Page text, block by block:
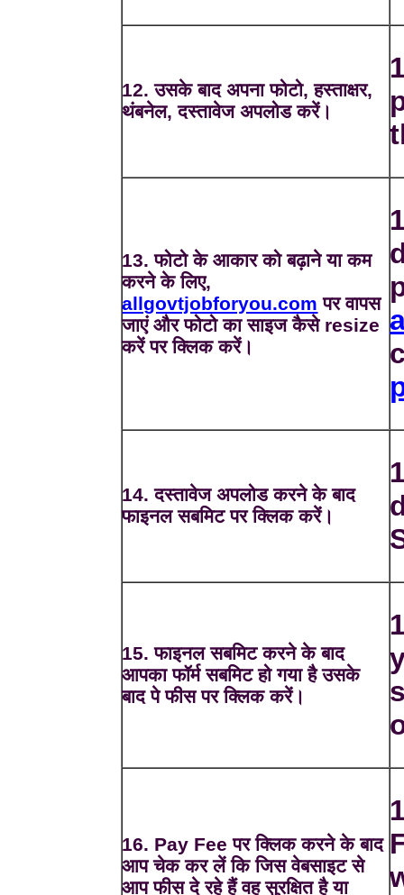
12. उसके बाद अपना फोटो, हस्ताक्षर,
थंबनेल, दस्तावेज अपलोड करें।
13. फोटो के आकार को बढ़ाने या कम
करने के लिए,
allgovtjobforyou.com पर वापस
जाएं और फोटो का साइज कैसे resize
करें पर क्लिक करें।
14. दस्तावेज अपलोड करने के बाद
फाइनल सबमिट पर क्लिक करें।
15. फाइनल सबमिट करने के बाद
आपका फॉर्म सबमिट हो गया है उसके
बाद पे फीस पर क्लिक करें।
16. Pay Fee पर क्लिक करने के बाद
आप चेक कर लें कि जिस वेबसाइट से
आप फीस दे रहे हैं वह सुरक्षित है या